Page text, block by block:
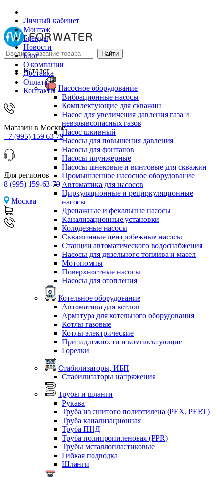
Личный кабинет
Монтаж
Бренды
Новости
Блог
О компании
Доставка
Оплата
Контакты
Магазин в Москве
+7 (995) 159 63 79
Для регионов
8 (995) 159-63-79
Москва
Каталог
Насосное оборудование
Вибрационные насосы
Комплектующие для скважин
Насос для увеличения давления газа и
невзрывоопасных газов
Насос шкивный
Насосы для повышения давления
Насосы для фонтанов
Насосы плунжерные
Насосы шнековые и винтовые для скважин
Промышленное насосное оборудование
Автоматика для насосов
Циркуляционные и рециркуляционные
насосы
Дренажные и фекальные насосы
Канализационные установки
Колодезные насосы
Скважинные центробежные насосы
Станции автоматического водоснабжения
Насосы для дизельного топлива и масел
Мотопомпы
Поверхностные насосы
Насосы для отопления
Котельное оборудование
Автоматика для котлов
Арматура для котельного оборудования
Котлы газовые
Котлы электрические
Принадлежности и комплектующие
Горелки
Стабилизаторы, ИБП
Стабилизаторы напряжения
Трубы и шланги
Рукава
Труба из сшитого полиэтилена (PEX, PERT)
Труба канализационная
Труба ПНД
Труба полипропиленовая (PPR)
Трубы металлопластиковые
Гибкая подводка
Шланги